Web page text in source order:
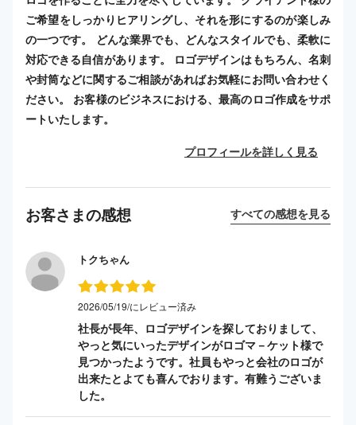
ご希望をしっかりヒアリングし、それを形にするのが楽しみ
の一つです。 どんな業界でも、どんなスタイルでも、柔軟に
対応できる自信があります。 ロゴデザインはもちろん、名刺
や封筒などに関するご相談があればお気軽にお問い合わせく
ださい。 お客様のビジネスにおける、最高のロゴ作成をサポ
ートいたします。
プロフィールを詳しく見る
お客さまの感想 すべての感想を見る
トクちゃん
2026/05/19/にレビュー済み
社長が長年、ロゴデザインを探しておりまして、
やっと気にいったデザインがロゴマ－ケット様で
見つかったようです。社員もやっと会社のロゴが
出来たとよても喜んでおります。有難うございま
した。